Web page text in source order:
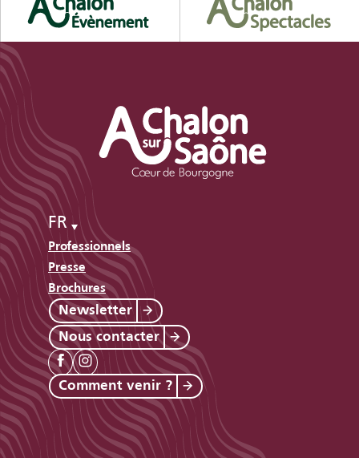
FR
Professionnels
Presse
Brochures
Newsletter
Nous contacter
Comment venir ?